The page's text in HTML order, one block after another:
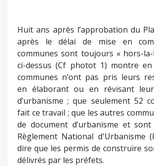
Huit ans après l’approbation du
après le délai de mise en
communes sont toujours « hors-
ci-dessus (Cf photot 1) montre
communes n’ont pas pris leurs
en élaborant ou en révisant
d’urbanisme ; que seulement 52
fait ce travail ; que les autres
de document d’urbanisme et
Règlement National d'Urbanisme
dire que les permis de construire
délivrés par les préfets.